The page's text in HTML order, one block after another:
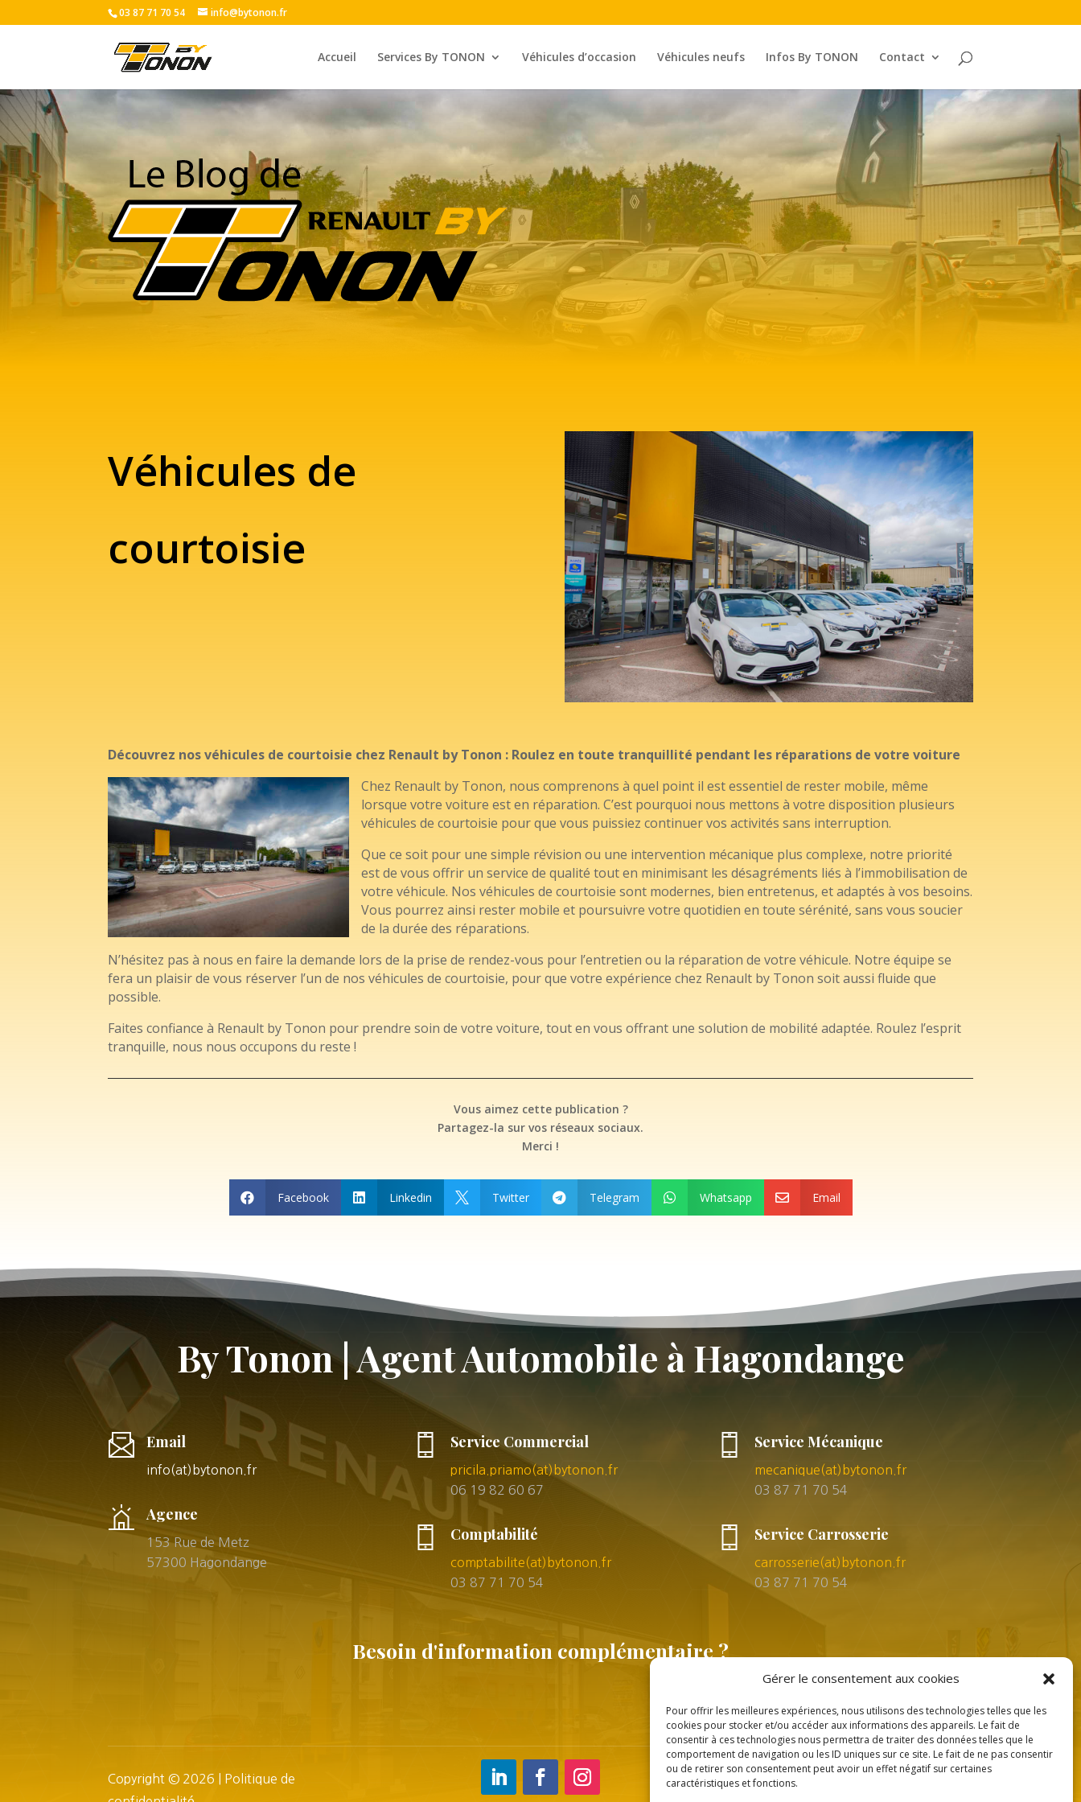
Gérer le consentement aux cookies
Pour offrir les meilleures expériences, nous utilisons des technologies telles que les
cookies pour stocker et/ou accéder aux informations des appareils. Le fait de
consentir à ces technologies nous permettra de traiter des données telles que le
comportement de navigation ou les ID uniques sur ce site. Le fait de ne pas consentir
ou de retirer son consentement peut avoir un effet négatif sur certaines
caractéristiques et fonctions.
03 87 71 70 54 info@bytonon.fr
Accueil Services By TONON Véhicules d’occasion Véhicules neufs Infos By TONON Contact
Véhicules de
courtoisie
Découvrez nos véhicules de courtoisie chez Renault by Tonon : Roulez en toute tranquillité pendant les réparations de votre voiture
Chez Renault by Tonon, nous comprenons à quel point il est essentiel de rester mobile, même
lorsque votre voiture est en réparation. C’est pourquoi nous mettons à votre disposition plusieurs
véhicules de courtoisie pour que vous puissiez continuer vos activités sans interruption.
Que ce soit pour une simple révision ou une intervention mécanique plus complexe, notre priorité
est de vous offrir un service de qualité tout en minimisant les désagréments liés à l’immobilisation de
votre véhicule. Nos véhicules de courtoisie sont modernes, bien entretenus, et adaptés à vos besoins.
Vous pourrez ainsi rester mobile et poursuivre votre quotidien en toute sérénité, sans vous soucier
de la durée des réparations.
N’hésitez pas à nous en faire la demande lors de la prise de rendez-vous pour l’entretien ou la réparation de votre véhicule. Notre équipe se
fera un plaisir de vous réserver l’un de nos véhicules de courtoisie, pour que votre expérience chez Renault by Tonon soit aussi fluide que
possible.
Faites confiance à Renault by Tonon pour prendre soin de votre voiture, tout en vous offrant une solution de mobilité adaptée. Roulez l’esprit
tranquille, nous nous occupons du reste !
Vous aimez cette publication ?
Partagez-la sur vos réseaux sociaux.
Merci !
 Facebook  Linkedin  Twitter  Telegram  Whatsapp  Email
By Tonon | Agent Automobile à Hagondange
Email
info(at)bytonon.fr
Agence
153 Rue de Metz
57300 Hagondange
Service Commercial
pricila.priamo(at)bytonon.fr
06 19 82 60 67
Comptabilité
comptabilite(at)bytonon.fr
03 87 71 70 54
Service Mécanique
mecanique(at)bytonon.fr
03 87 71 70 54
Service Carrosserie
carrosserie(at)bytonon.fr
03 87 71 70 54
Besoin d'information complémentaire ?
Copyright © 2026 |
Politique de